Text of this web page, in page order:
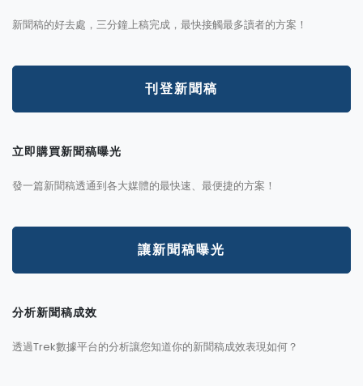
新聞稿的好去處，三分鐘上稿完成，最快接觸最多讀者的方案！
刊登新聞稿
立即購買新聞稿曝光
發一篇新聞稿透通到各大媒體的最快速、最便捷的方案！
讓新聞稿曝光
分析新聞稿成效
透過Trek數據平台的分析讓您知道你的新聞稿成效表現如何？